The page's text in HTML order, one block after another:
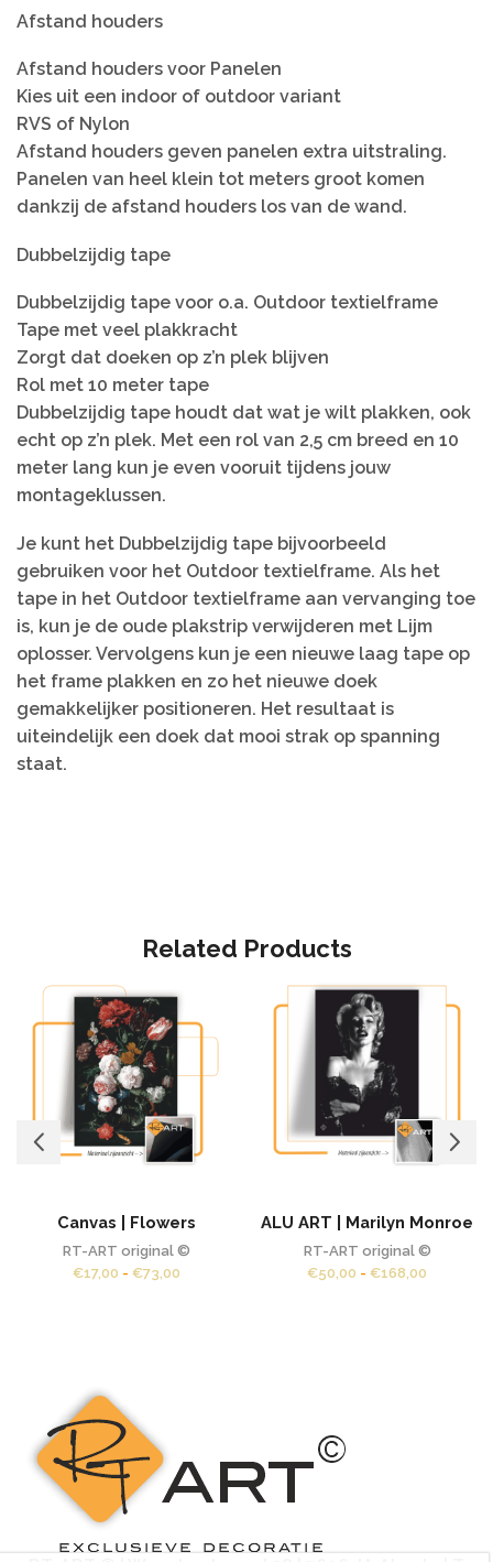
Afstand houders
Afstand houders voor Panelen
Kies uit een indoor of outdoor variant
RVS of Nylon
Afstand houders geven panelen extra uitstraling.
Panelen van heel klein tot meters groot komen
dankzij de afstand houders los van de wand.
Dubbelzijdig tape
Dubbelzijdig tape voor o.a. Outdoor textielframe
Tape met veel plakkracht
Zorgt dat doeken op z’n plek blijven
Rol met 10 meter tape
Dubbelzijdig tape houdt dat wat je wilt plakken, ook
echt op z’n plek. Met een rol van 2,5 cm breed en 10
meter lang kun je even vooruit tijdens jouw
montageklussen.
Je kunt het Dubbelzijdig tape bijvoorbeeld
gebruiken voor het Outdoor textielframe. Als het
tape in het Outdoor textielframe aan vervanging toe
is, kun je de oude plakstrip verwijderen met Lijm
oplosser. Vervolgens kun je een nieuwe laag tape op
het frame plakken en zo het nieuwe doek
gemakkelijker positioneren. Het resultaat is
uiteindelijk een doek dat mooi strak op spanning
staat.
Related Products
Canvas | Flowers
RT-ART original ©
€17,00 - €73,00Prijsklasse:
ALU ART | Marilyn Monroe
RT-ART original ©
€50,00 - €168,00